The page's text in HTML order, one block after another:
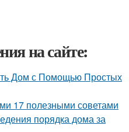
на сайте:
Дом с Помощью Простых
17 полезными советами
порядка дома за